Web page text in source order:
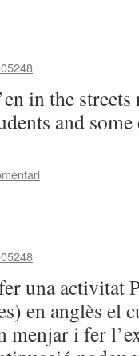
in the
and
una activitat
en anglès el
menjar i fer